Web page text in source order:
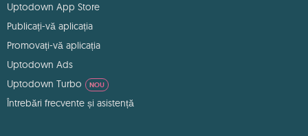
Uptodown App Store
Publicați-vă aplicația
Promovați-vă aplicația
Uptodown Ads
Uptodown Turbo
NOU
Întrebări frecvente și asistență